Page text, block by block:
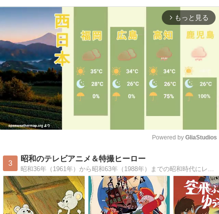
arrow_forward_ios もっと見る
Powered by GliaStudios
3
昭和のテレビアニメ＆特撮ヒーロー
昭和36年（1961年）から昭和63年（1988年）までの昭和時代にレギュラー放送された全570番組のテレビアニメ番組情報を掲載したブログ。